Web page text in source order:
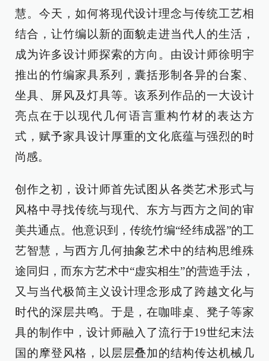
慧。今天，如何将现代设计理念与传统工艺相
结合，让竹编以新的面貌走进当代人的生活，
成为许多设计师探索的方向。由设计师徐明宇
推出的竹编家具系列，囊括形制各异的台案、
坐具、屏风及灯具等。该系列作品的一大设计
亮点在于以现代几何语言重构竹材的表达方
式，赋予家具设计厚重的文化底蕴与强烈的时
尚感。
创作之初，设计师首先试图从各类艺术形式与
风格中寻找传统与现代、东方与西方之间的审
美共通点。他意识到，传统竹编“经纬成器”的工
艺智慧，与西方几何抽象艺术中的结构思维殊
途同归，而东方艺术中“虚实相生”的营造手法，
又与当代极简主义设计理念形成了跨越文化与
时代的深层共鸣。于是，在咖啡桌、凳子等家
具的制作中，设计师融入了流行于19世纪末法
国的摩登风格，以层层叠加的结构传达机械几